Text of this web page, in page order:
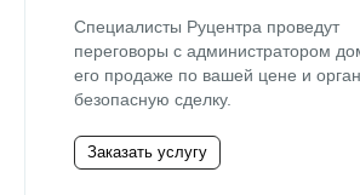
Специалисты Руцентра проведут
переговоры с администратором
его продаже по вашей цене и
безопасную сделку.
Заказать услугу